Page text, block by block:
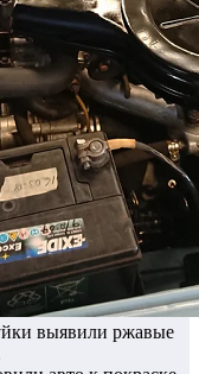
выявили ржавые